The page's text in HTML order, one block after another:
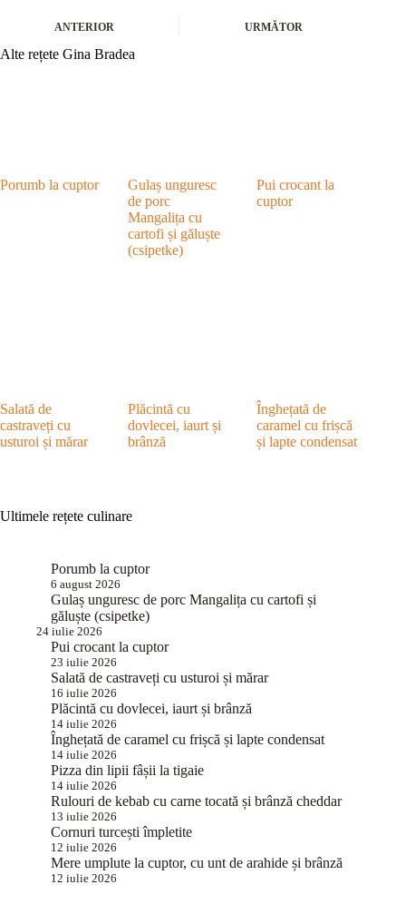
ANTERIOR URMĂTOR
Alte rețete Gina Bradea
Porumb la cuptor
Gulaș unguresc
de porc
Mangalița cu
cartofi și găluște
(csipetke)
Pui crocant la
cuptor
Salată de
castraveți cu
usturoi și mărar
Plăcintă cu
dovlecei, iaurt și
brânză
Înghețată de
caramel cu frișcă
și lapte condensat
Ultimele rețete culinare
Porumb la cuptor
6 august 2026
Gulaș unguresc de porc Mangalița cu cartofi și
găluște (csipetke)
24 iulie 2026
Pui crocant la cuptor
23 iulie 2026
Salată de castraveți cu usturoi și mărar
16 iulie 2026
Plăcintă cu dovlecei, iaurt și brânză
14 iulie 2026
Înghețată de caramel cu frișcă și lapte condensat
14 iulie 2026
Pizza din lipii fâșii la tigaie
14 iulie 2026
Rulouri de kebab cu carne tocată și brânză cheddar
13 iulie 2026
Cornuri turcești împletite
12 iulie 2026
Mere umplute la cuptor, cu unt de arahide și brânză
12 iulie 2026